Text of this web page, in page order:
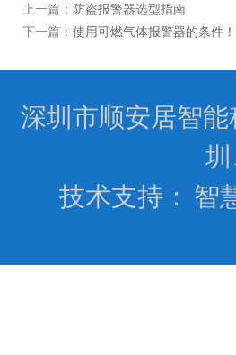
上一篇： 防盗报警器选型指南
下一篇： 使用可燃气体报警器的条件！
深圳市顺安居智能
技术支持： 智